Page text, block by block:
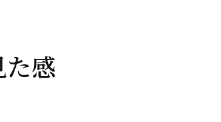
た感